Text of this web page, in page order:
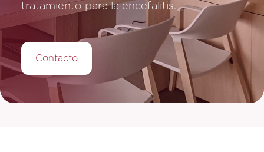
tratamiento para la encefalitis.
Contacto